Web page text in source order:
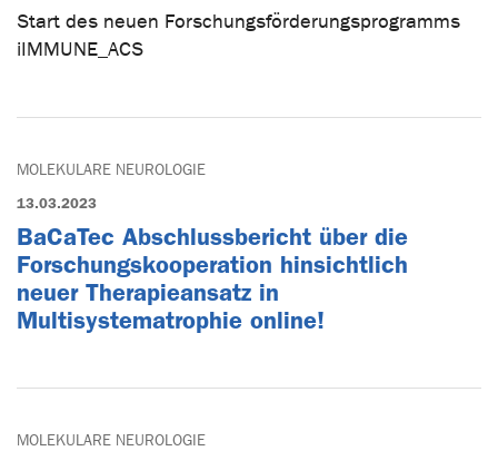
Start des neuen Forschungsförderungsprogramms
iIMMUNE_ACS
MOLEKULARE NEUROLOGIE
13.03.2023
BaCaTec Abschlussbericht über die
Forschungskooperation hinsichtlich
neuer Therapieansatz in
Multisystematrophie online!
MOLEKULARE NEUROLOGIE